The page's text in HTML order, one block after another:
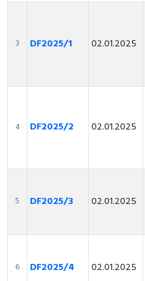
3 DF2025/1 02.01.2025
4 DF2025/2 02.01.2025
5 DF2025/3 02.01.2025
6 DF2025/4 02.01.2025